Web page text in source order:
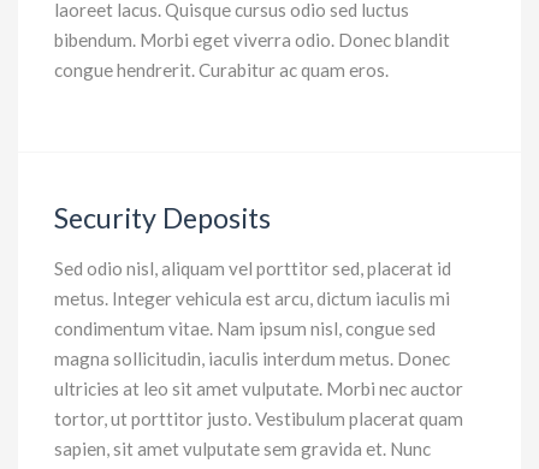
laoreet lacus. Quisque cursus odio sed luctus
bibendum. Morbi eget viverra odio. Donec blandit
congue hendrerit. Curabitur ac quam eros.
Security Deposits
Sed odio nisl, aliquam vel porttitor sed, placerat id
metus. Integer vehicula est arcu, dictum iaculis mi
condimentum vitae. Nam ipsum nisl, congue sed
magna sollicitudin, iaculis interdum metus. Donec
ultricies at leo sit amet vulputate. Morbi nec auctor
tortor, ut porttitor justo. Vestibulum placerat quam
sapien, sit amet vulputate sem gravida et. Nunc